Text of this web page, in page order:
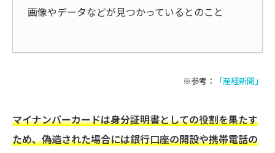
画像やデータなどが見つかっているとのこと
※参考： 「産経新聞」
マイナンバーカードは身分証明書としての役割を果たす
ため、偽造された場合には銀行口座の開設や携帯電話の